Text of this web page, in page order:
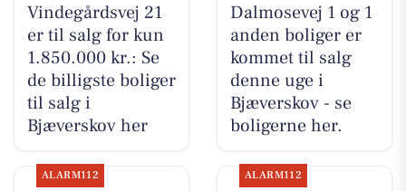
Vindegårdsvej 21
er til salg for kun
1.850.000 kr.: Se
de billigste boliger
til salg i
Bjæverskov her
Dalmosevej 1 og 1
anden boliger er
kommet til salg
denne uge i
Bjæverskov - se
boligerne her.
ALARM112 ALARM112